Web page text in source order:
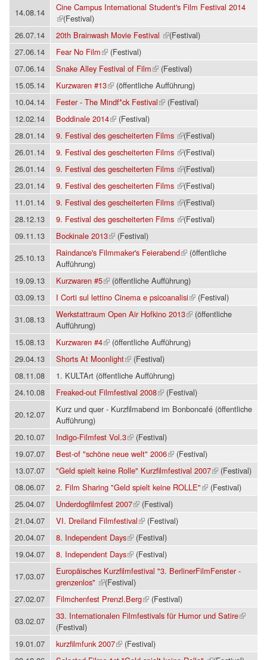
14.08.14
Cine Campus International Student's Film Festival 2014
(Link ist extern)
(Festival)
26.07.14
20th Brainwash Movie Festival
(Link ist extern)
(Festival)
27.06.14
Fear No Film
(Link ist extern)
(Festival)
07.06.14
Snake Alley Festival of Film
(Link ist extern)
(Festival)
15.05.14
Kurzwaren #13
(Link ist extern)
(öffentliche Aufführung)
10.04.14
Fester - The Mindf*ck Festival
(Link ist extern)
(Festival)
12.02.14
Boddinale 2014
(Link ist extern)
(Festival)
28.01.14
9. Festival des gescheiterten Films
(Link ist extern)
(Festival)
26.01.14
9. Festival des gescheiterten Films
(Link ist extern)
(Festival)
26.01.14
9. Festival des gescheiterten Films
(Link ist extern)
(Festival)
23.01.14
9. Festival des gescheiterten Films
(Link ist extern)
(Festival)
11.01.14
9. Festival des gescheiterten Films
(Link ist extern)
(Festival)
28.12.13
9. Festival des gescheiterten Films
(Link ist extern)
(Festival)
09.11.13
Bockinale 2013
(Link ist extern)
(Festival)
25.10.13
Raindance's Filmmaker's Feierabend
(öffentliche
Aufführung)
19.09.13
Kurzwaren #5
(Link ist extern)
(öffentliche Aufführung)
03.09.13
I Corti sul lettino Cinema e psicoanalisi
(Link ist extern)
(Festival)
31.08.13
Werkstattraum Open Air Hofkino 2013
(öffentliche
Aufführung)
15.08.13
Kurzwaren #4
(Link ist extern)
(öffentliche Aufführung)
29.04.13
Shorts At Moonlight
(Link ist extern)
(Festival)
08.11.08
1. KULTArt (öffentliche Aufführung)
24.10.08
Freaked-out Filmfestival 2008
(Link ist extern)
(Festival)
20.12.07
Kurz und quer - Kurzfilmabend im Bonboncafé (öffentliche
Aufführung)
20.10.07
Indigo-Filmfest Vol.3
(Link ist extern)
(Festival)
19.07.07
Best-of "schöne neue welt" 2006
(Link ist extern)
(Festival)
13.07.07
"Geld spielt keine Rolle" Kurzfilmfestival 2007
(Link ist extern)
(Festival)
08.06.07
2. Film Sharing "Geld spielt keine ROLLE"
(Link ist extern)
(Festival)
25.04.07
Underdogfilmfest 2007
(Link ist extern)
(Festival)
21.04.07
VI. Dreiland Filmfestival
(Link ist extern)
(Festival)
20.04.07
8. Independent Days
(Link ist extern)
(Festival)
19.04.07
8. Independent Days
(Link ist extern)
(Festival)
17.03.07
Europäisches Kurzfilmfestival "3. BerlinerFilmFenster -
grenzenlos"
(Link ist extern)
(Festival)
27.02.07
Filmchenfest Prenzl.Berg
(Link ist extern)
(Festival)
03.02.07
33. Internationalen Filmfestivals für Humor und Satire
(Festival)
19.01.07
kurzfilmfunk 2007
(Link ist extern)
(Festival)